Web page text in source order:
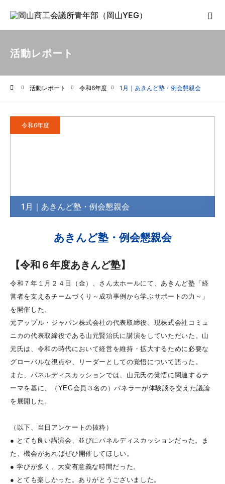
活動レポート
活動レポート 令和6年度 1月｜あきんど塾・例会懇親会
令和6年度
1月｜あきんど塾・例会懇親会
あきんど塾・例会懇親会
【令和６年度あきんど塾】
令和７年１月２４日（金）、さん太ホールにて、あきんど塾「経
営者を支えるチームづくり～成功事例から学ぶサポートの力～」
を開催した。
元アップル・ジャパン株式会社の代表取締役、現株式会社コミュ
ニカの代表取締役である山元賢治氏に講演をしていただいた。山
元氏は、令和の時代において経営を維持・拡大するために必要な
グローバルな視点や、リーダーとしての覚悟について語った。
また、パネルディスカッションでは、山元氏の覚悟に関連するテ
ーマを基に、（YEG会員３名の）パネラーが体験談を交えた議論
を展開した。
（以下、当日アンケートの抜粋）
● とても良い講演会、並びにパネルディスカッションだった。ま
た、機会があればぜひ開催してほしい。
● 学びが多く、大変有意義な時間だった。
● とても楽しかった。ありがとうございました。